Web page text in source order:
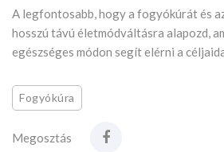
A legfontosabb, hogy a fogyókúrát és
hosszú távú életmódváltásra alapozd,
egészséges módon segít elérni a
Fogyókúra
Megosztás